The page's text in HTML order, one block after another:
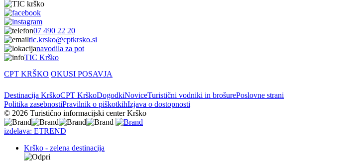
07 490 22 20
tic.krsko@cptkrsko.si
navodila za pot
TIC Krško
CPT KRŠKO OKUSI POSAVJA
Destinacija KrškoCPT KrškoDogodkiNoviceTuristični vodniki in brošurePoslovne strani
Politika zasebnostiPravilnik o piškotkihIzjava o dostopnosti
© 2026 Turistično informacijski center Krško
izdelava: ETREND
Krško - zelena destinacija